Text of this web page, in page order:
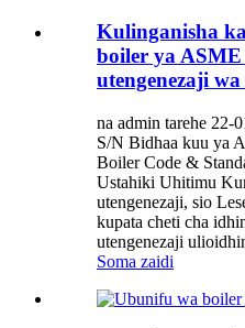
Kulinganisha
boiler ya ASME
utengenezaji
na admin tarehe 22-
S/N Bidhaa kuu ya
Boiler Code &
Ustahiki Uhitimu
utengenezaji, sio
kupata cheti cha
utengenezaji
Soma zaidi